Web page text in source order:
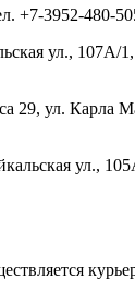
+7-3952-480-
ул., 107А/
29, ул. Карла
ул.,